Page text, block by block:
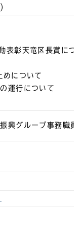
表彰天竜区長賞につ
について
運行について
興グループ事務職員